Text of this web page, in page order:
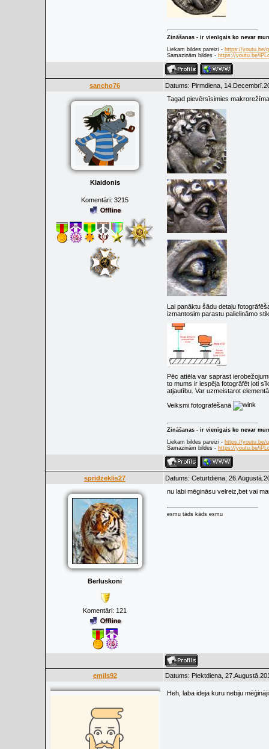
Zināšanas - ir vienīgais ko nevar
Liekam bildes pareizi - https://youtu.be/
Samazinām bildes - https://youtu.be/
sancho76 Datums: Pirmdiena,
Klaidonis
Komentāri: 3215
Tagad pievērsīsimies
Lai panāktu šādu detaļu
izmantosim parastu palielināmo
Pēc attēla var saprast
to mums ir iespēja fotogrāfēt ļoti
atjautību. Var uzmeistarot
Veiksmi fotografēšanā
Zināšanas - ir vienīgais ko nevar
Liekam bildes pareizi - https://youtu.be/
Samazinām bildes - https://youtu.be/
spridzeklis27 Datums: Ceturtdiena,
Berluskoni
Komentāri: 121
nu labi mēgināsu velreiz,bet vai
esmu tāds kāds esmu
emils92 Datums: Piektdiena,
Heh, laba ideja kuru nebiju